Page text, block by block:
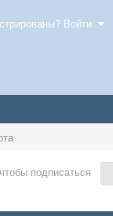
Войти
подписаться